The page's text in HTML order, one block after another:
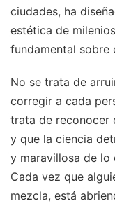
ciudades, ha
estética de
fundamental sobre
No se trata de
corregir a cada
trata de reconocer
y que la ciencia
y maravillosa de lo
Cada vez que
mezcla, está